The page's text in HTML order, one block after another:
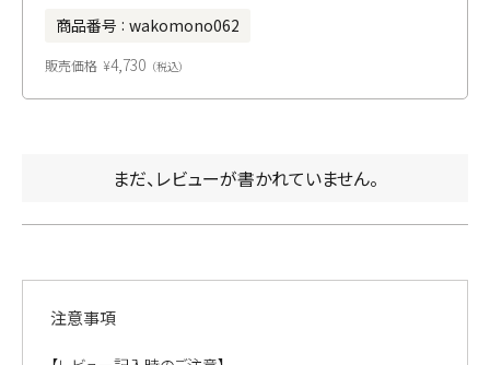
商品番号 wakomono062
販売価格 ¥4,730 税込
まだ、レビューが書かれていません。
注意事項